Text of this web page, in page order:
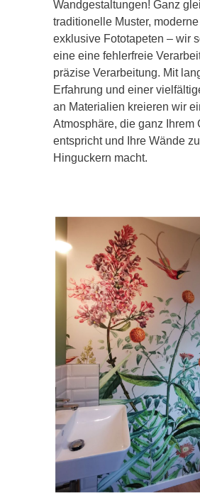
Wandgestaltungen! Ganz
traditionelle Muster,
exklusive Fototapeten – wir
eine eine fehlerfreie
präzise Verarbeitung. Mit
Erfahrung und einer
an Materialien kreieren wir
Atmosphäre, die ganz Ihrem
entspricht und Ihre Wände
Hinguckern macht.